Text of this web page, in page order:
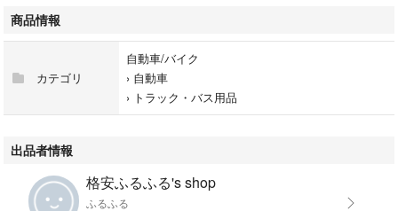
商品情報
カテゴリ
自動車/バイク
› 自動車
› トラック・バス用品
出品者情報
格安ふるふる's shop
ふるふる